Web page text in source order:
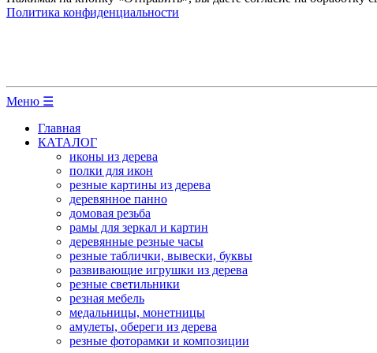
Политика конфиденциальности
Меню ☰
Главная
КАТАЛОГ
иконы из дерева
полки для икон
резные картины из дерева
деревянное панно
домовая резьба
рамы для зеркал и картин
деревянные резные часы
резные таблички, вывески, буквы
развивающие игрушки из дерева
резные светильники
резная мебель
медальницы, монетницы
амулеты, обереги из дерева
резные фоторамки и композиции